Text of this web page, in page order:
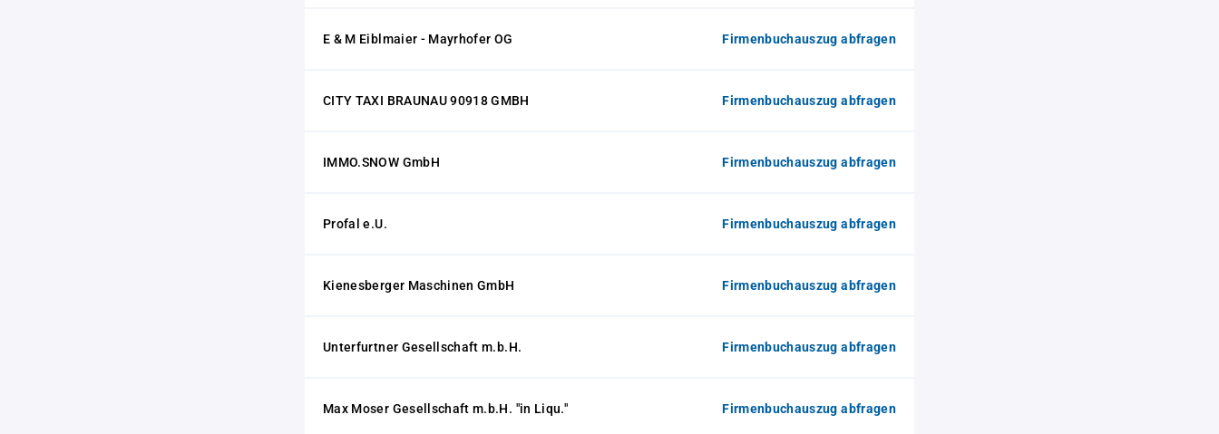
E & M Eiblmaier - Mayrhofer OG Firmenbuchauszug abfragen
CITY TAXI BRAUNAU 90918 GMBH Firmenbuchauszug abfragen
IMMO.SNOW GmbH Firmenbuchauszug abfragen
Profal e.U. Firmenbuchauszug abfragen
Kienesberger Maschinen GmbH Firmenbuchauszug abfragen
Unterfurtner Gesellschaft m.b.H. Firmenbuchauszug abfragen
Max Moser Gesellschaft m.b.H. "in Liqu." Firmenbuchauszug abfragen